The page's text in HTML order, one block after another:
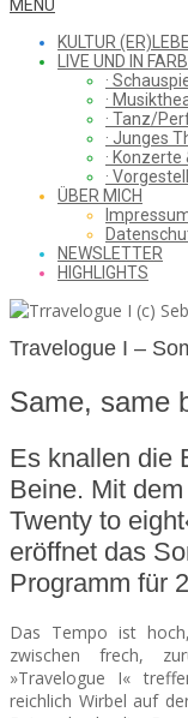
WHAT
SAW
FROM
THE
CHEAP
SEATS
Menu
MENU
KULTUR
LIVE UND IN
·
·
· Tanz/
· Junges
· Konzerte
·
ÜBER MICH
NEWSLETTER
HIGHLIGHTS
Travelogue I –
Same, same
Es knallen die
Beine. Mit
Twenty to
eröffnet das
Programm für
Das Tempo ist
zwischen frech,
»Travelogue I«
reichlich Wirbel auf